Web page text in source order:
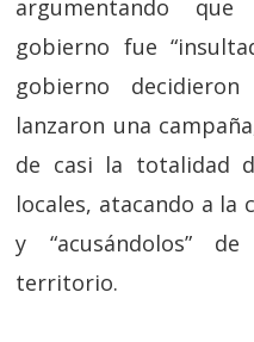
argumentando
gobierno fue
gobierno
lanzaron una
de casi la totalidad
locales, atacando a la
y “acusándolos”
territorio.